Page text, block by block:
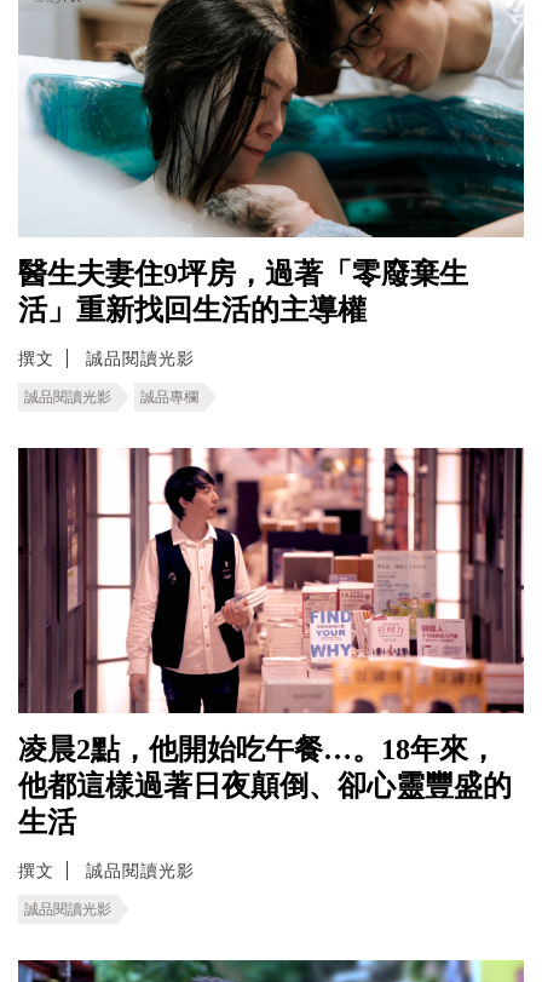
醫生夫妻住9坪房，過著「零廢棄生
活」重新找回生活的主導權
撰文 誠品閱讀光影
誠品閱讀光影 誠品專欄
凌晨2點，他開始吃午餐…。18年來，
他都這樣過著日夜顛倒、卻心靈豐盛的
生活
撰文 誠品閱讀光影
誠品閱讀光影